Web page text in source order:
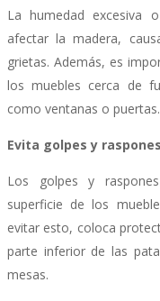
La humedad excesiva
afectar la madera,
grietas. Además, es
los muebles cerca de
como ventanas o puertas.
Evita golpes y raspones
Los golpes y
superficie de los
evitar esto, coloca
parte inferior de las
mesas.